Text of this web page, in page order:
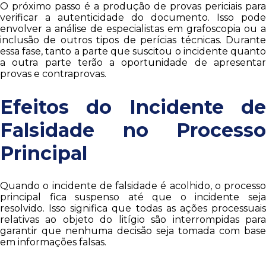
O próximo passo é a produção de provas periciais para
verificar a autenticidade do documento. Isso pode
envolver a análise de especialistas em grafoscopia ou a
inclusão de outros tipos de perícias técnicas. Durante
essa fase, tanto a parte que suscitou o incidente quanto
a outra parte terão a oportunidade de apresentar
provas e contraprovas.
Efeitos do Incidente de
Falsidade no Processo
Principal
Quando o incidente de falsidade é acolhido, o processo
principal fica suspenso até que o incidente seja
resolvido. Isso significa que todas as ações processuais
relativas ao objeto do litígio são interrompidas para
garantir que nenhuma decisão seja tomada com base
em informações falsas.